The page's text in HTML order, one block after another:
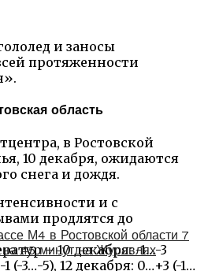
и заносы
протяженности
область
в Ростовской
10 декабря, ожидаются
снега и дождя.
и с
продлятся до
– 10 декабря: -1…-3
(-3…-5), 12 декабря: 0…+3 (-1…
М4 в Ростовской области 7
45 минут на Журавлях